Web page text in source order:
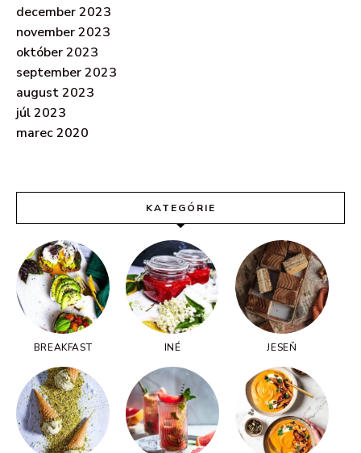
december 2023
november 2023
október 2023
september 2023
august 2023
júl 2023
marec 2020
KATEGÓRIE
BREAKFAST INÉ JESEŇ